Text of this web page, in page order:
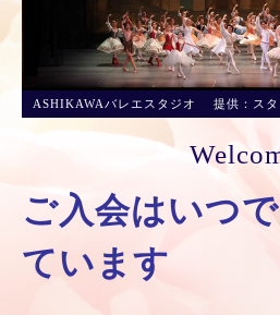
ASHIKAWAバレエスタジオ 提供：ス
ご入会はいつ
ています